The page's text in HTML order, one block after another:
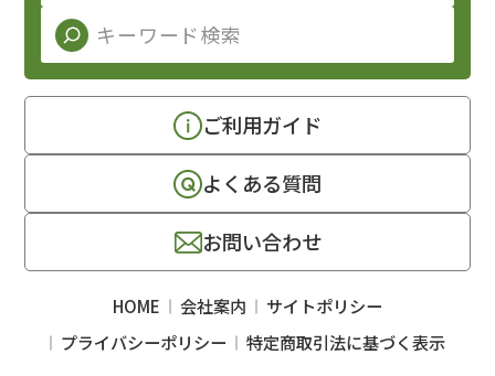
ご利用ガイド
よくある質問
お問い合わせ
HOME 会社案内
サイトポリシー
プライバシーポリシー
特定商取引法に基づく表示